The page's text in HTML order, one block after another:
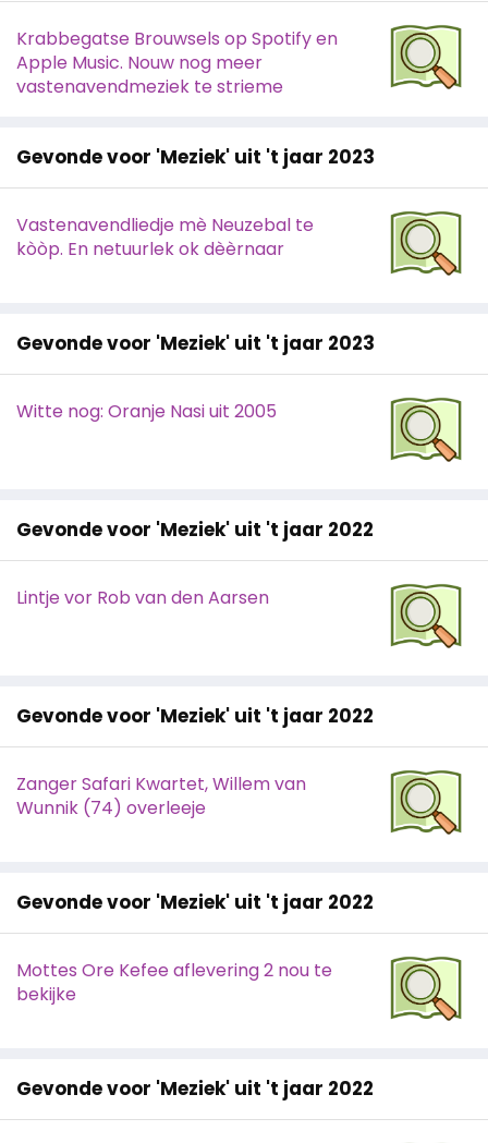
Krabbegatse Brouwsels op Spotify en
Apple Music. Nouw nog meer
vastenavendmeziek te strieme
Gevonde voor 'Meziek' uit 't jaar 2023
Vastenavendliedje mè Neuzebal te
kòòp. En netuurlek ok dèèrnaar
Gevonde voor 'Meziek' uit 't jaar 2023
Witte nog: Oranje Nasi uit 2005
Gevonde voor 'Meziek' uit 't jaar 2022
Lintje vor Rob van den Aarsen
Gevonde voor 'Meziek' uit 't jaar 2022
Zanger Safari Kwartet, Willem van
Wunnik (74) overleeje
Gevonde voor 'Meziek' uit 't jaar 2022
Mottes Ore Kefee aflevering 2 nou te
bekijke
Gevonde voor 'Meziek' uit 't jaar 2022